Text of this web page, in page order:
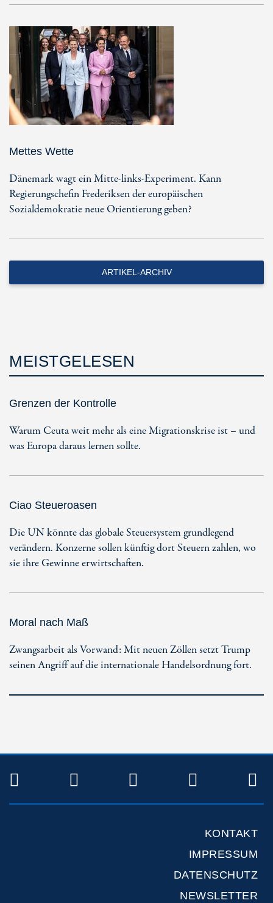
Mettes Wette
Dänemark wagt ein Mitte-links-Experiment. Kann
Regierungschefin Frederiksen der europäischen
Sozialdemokratie neue Orientierung geben?
ARTIKEL-ARCHIV
MEISTGELESEN
Grenzen der Kontrolle
Warum Ceuta weit mehr als eine Migrationskrise ist – und
was Europa daraus lernen sollte.
Ciao Steueroasen
Die UN könnte das globale Steuersystem grundlegend
verändern. Konzerne sollen künftig dort Steuern zahlen, wo
sie ihre Gewinne erwirtschaften.
Moral nach Maß
Zwangsarbeit als Vorwand: Mit neuen Zöllen setzt Trump
seinen Angriff auf die internationale Handelsordnung fort.
TWITTERFACEBOOKINSTAGRAM
KONTAKT
IMPRESSUM
DATENSCHUTZ
NEWSLETTER